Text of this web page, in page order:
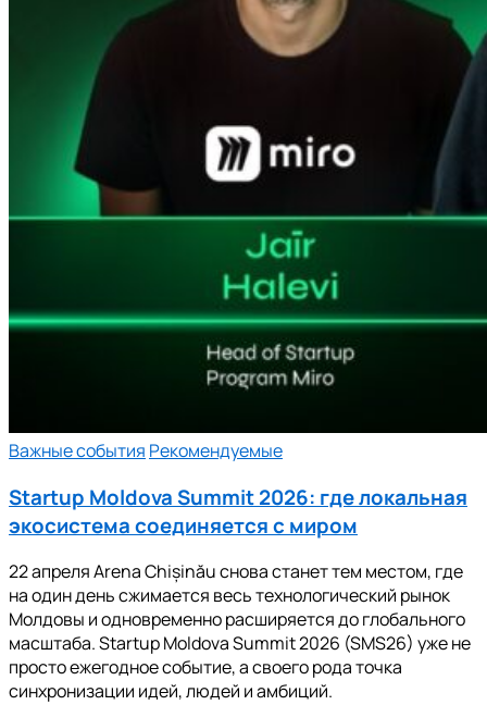
Важные события Рекомендуемые
Startup Moldova Summit 2026: где локальная
экосистема соединяется с миром
22 апреля Arena Chișinău снова станет тем местом, где
на один день сжимается весь технологический рынок
Молдовы и одновременно расширяется до глобального
масштаба. Startup Moldova Summit 2026 (SMS26) уже не
просто ежегодное событие, а своего рода точка
синхронизации идей, людей и амбиций.